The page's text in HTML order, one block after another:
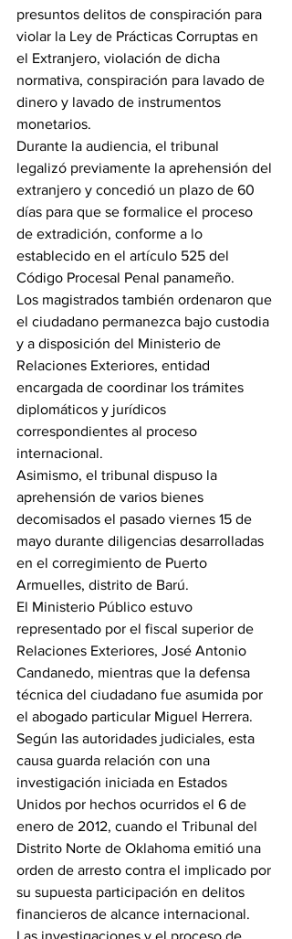
presuntos delitos de conspiración para
violar la Ley de Prácticas Corruptas en
el Extranjero, violación de dicha
normativa, conspiración para lavado de
dinero y lavado de instrumentos
monetarios.
Durante la audiencia, el tribunal
legalizó previamente la aprehensión del
extranjero y concedió un plazo de 60
días para que se formalice el proceso
de extradición, conforme a lo
establecido en el artículo 525 del
Código Procesal Penal panameño.
Los magistrados también ordenaron que
el ciudadano permanezca bajo custodia
y a disposición del Ministerio de
Relaciones Exteriores, entidad
encargada de coordinar los trámites
diplomáticos y jurídicos
correspondientes al proceso
internacional.
Asimismo, el tribunal dispuso la
aprehensión de varios bienes
decomisados el pasado viernes 15 de
mayo durante diligencias desarrolladas
en el corregimiento de Puerto
Armuelles, distrito de Barú.
El Ministerio Público estuvo
representado por el fiscal superior de
Relaciones Exteriores, José Antonio
Candanedo, mientras que la defensa
técnica del ciudadano fue asumida por
el abogado particular Miguel Herrera.
Según las autoridades judiciales, esta
causa guarda relación con una
investigación iniciada en Estados
Unidos por hechos ocurridos el 6 de
enero de 2012, cuando el Tribunal del
Distrito Norte de Oklahoma emitió una
orden de arresto contra el implicado por
su supuesta participación en delitos
financieros de alcance internacional.
Las investigaciones y el proceso de